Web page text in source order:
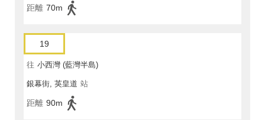
距離 70m
19
往 小西灣 (藍灣半島)
銀幕街, 英皇道 站
距離 90m